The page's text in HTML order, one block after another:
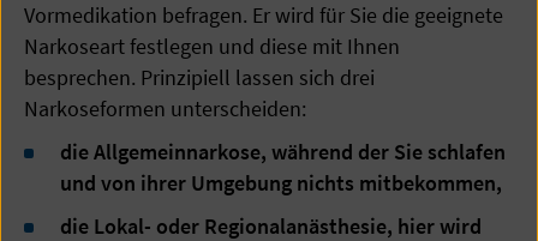
Vormedikation befragen. Er wird für Sie die geeignete
Narkoseart festlegen und diese mit Ihnen
besprechen. Prinzipiell lassen sich drei
Narkoseformen unterscheiden:
die Allgemeinnarkose, während der Sie schlafen
und von ihrer Umgebung nichts mitbekommen,
die Lokal- oder Regionalanästhesie, hier wird